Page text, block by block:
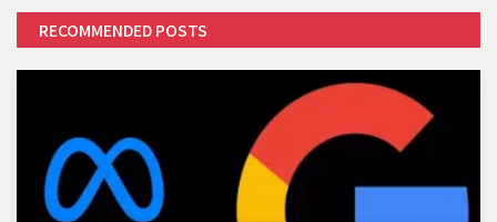
RECOMMENDED POSTS